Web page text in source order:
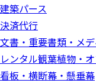
建築パース
決済代行
文書・重要書類・メ
レンタル観葉植物・
看板・横断幕・懸垂幕